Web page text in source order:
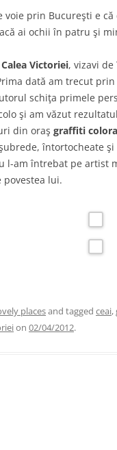
prin Bucureşti e
ai ochii în patru şi
Calea Victoriei, vizavi
dată am trecut
schiţa primele
şi am văzut
din oraş graffiti
întortocheate
l-am întrebat pe artist
lui.
placesand tagged ceai,
on 02/04/2012.